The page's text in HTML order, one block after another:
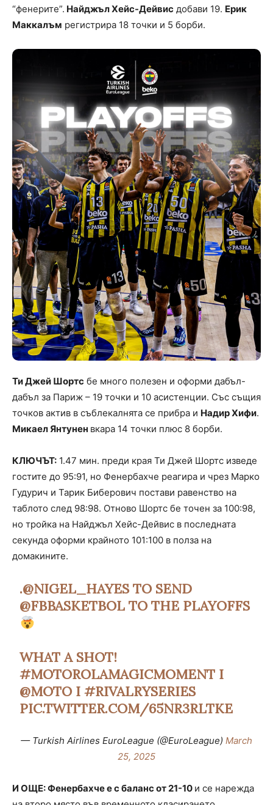
“фенерите”. Найджъл Хейс-Дейвис добави 19. Ерик
Маккалъм регистрира 18 точки и 5 борби.
Ти Джей Шортс бе много полезен и оформи дабъл-
дабъл за Париж – 19 точки и 10 асистенции. Със същия
точков актив в съблекалнята се прибра и Надир Хифи.
Микаел Янтунен вкара 14 точки плюс 8 борби.
КЛЮЧЪТ: 1.47 мин. преди края Ти Джей Шортс изведе
гостите до 95:91, но Фенербахче реагира и чрез Марко
Гудурич и Тарик Биберович постави равенство на
таблото след 98:98. Отново Шортс бе точен за 100:98,
но тройка на Найджъл Хейс-Дейвис в последната
секунда оформи крайното 101:100 в полза на
домакините.
.@NIGEL_HAYES TO SEND
@FBBASKETBOL TO THE PLAYOFFS
WHAT A SHOT!
#MOTOROLAMAGICMOMENT I
@MOTO I#RIVALRYSERIES
PIC.TWITTER.COM/65NR3RLTKE
— Turkish Airlines EuroLeague (@EuroLeague) March
25, 2025
И ОЩЕ: Фенербахче е с баланс от 21-10 и се нарежда